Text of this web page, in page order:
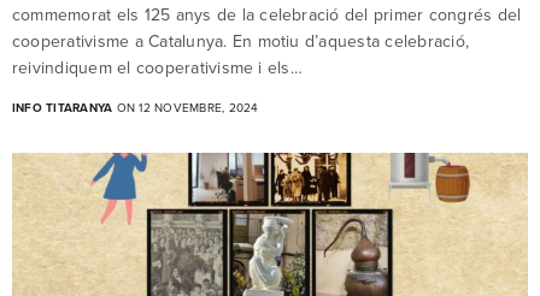
commemorat els 125 anys de la celebració del primer congrés del
cooperativisme a Catalunya. En motiu d’aquesta celebració,
reivindiquem el cooperativisme i els…
INFO TITARANYA ON 12 NOVEMBRE, 2024